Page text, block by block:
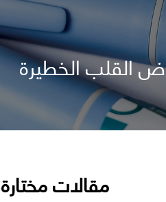
القلب الخطيرة
مقالات مختارة